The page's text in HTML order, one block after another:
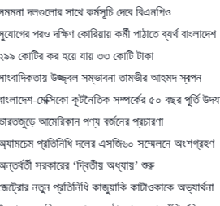
সাথে কর্মসূচি দেবে বিএনপিও
কোরিয়ায় কর্মী পাঠাতে ব্যর্থ বাংলাদেশ
হয়ে যায় ৩৩ কোটি টাকা
উজ্জ্বল সম্ভাবনা তামভীর আহমদ স্বপন
কূটনৈতিক সম্পর্কের ৫০ বছর পূর্তি উদযাপন
পণ্য বর্জনের প্রচারণা
দলের এসজি৬০ সম্মেলনে অংশগ্রহণ
‘দ্বিতীয় অধ্যায়’ শুরু
প্রতিনিধি কাজুয়াকি কাটাওকাকে অভ্যার্থনা